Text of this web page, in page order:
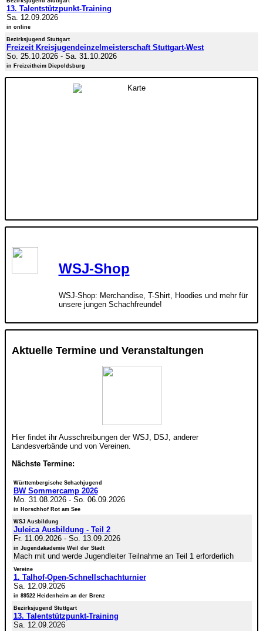
13. Talentstützpunkt-Training
Sa. 12.09.2026
in online
Bezirksjugend Stuttgart
Freizeit Kreisjugendeinzelmeisterschaft Stuttgart-West
So. 25.10.2026 - Sa. 31.10.2026
in Freizeitheim Diepoldsburg
WSJ-Shop
WSJ-Shop: Merchandise, T-Shirt, Hoodies und mehr für
unsere jungen Schachfreunde!
Aktuelle Termine und Veranstaltungen
Hier findet ihr Ausschreibungen der WSJ, DSJ, anderer
Landesverbände und von Vereinen.
Nächste Termine:
Württembergische Schachjugend
BW Sommercamp 2026
Mo. 31.08.2026- So. 06.09.2026
in Horschhof Rot am See
WSJ Ausbildung
Juleica Ausbildung - Teil 2
Fr. 11.09.2026- So. 13.09.2026
in Jugendakademie Weil der Stadt
Mach mit und werde Jugendleiter Teilnahme an Teil 1 erforderlich
Vereine
1. Talhof-Open-Schnellschachturnier
Sa. 12.09.2026
in 89522 Heidenheim an der Brenz
Bezirksjugend Stuttgart
13. Talentstützpunkt-Training
Sa. 12.09.2026